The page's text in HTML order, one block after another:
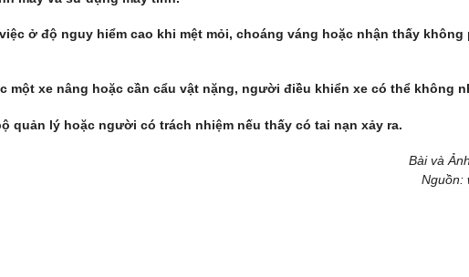
ở độ nguy hiểm cao khi mệt mỏi, choáng váng hoặc nhận thấy
một xe nâng hoặc cần cẩu vật nặng, người điều khiển xe có thể không
quản lý hoặc người có trách nhiệm nếu thấy có tai nạn xảy ra.
Bài và
Nguồn: